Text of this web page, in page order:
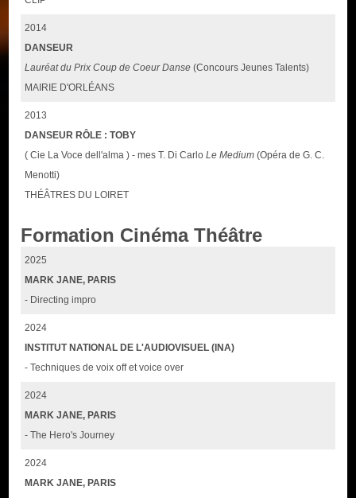
2014
DANSEUR
Lauréat du Prix Coup de Coeur Danse (Concours Jeunes Talents)
MAIRIE D'ORLÉANS
2013
DANSEUR RÔLE : TOBY
( Cie La Voce dell'alma ) - mes T. Di CarloLe Medium (Opéra de G. C.
Menotti)
THÉÂTRES DU LOIRET
Formation Cinéma Théâtre
2025
MARK JANE, PARIS
- Directing impro
2024
INSTITUT NATIONAL DE L'AUDIOVISUEL (INA)
- Techniques de voix off et voice over
2024
MARK JANE, PARIS
- The Hero's Journey
2024
MARK JANE, PARIS